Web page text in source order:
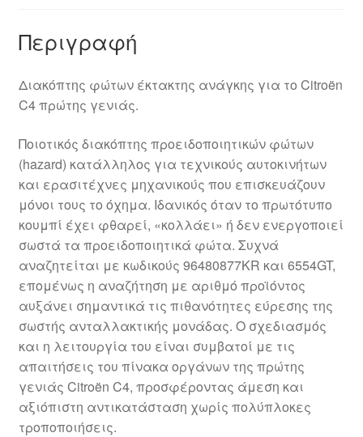
Περιγραφή
Διακόπτης φώτων έκτακτης ανάγκης για το Citroën
C4 πρώτης γενιάς.
Ποιοτικός διακόπτης προειδοποιητικών φώτων
(hazard) κατάλληλος για τεχνικούς αυτοκινήτων
και ερασιτέχνες μηχανικούς που επισκευάζουν
μόνοι τους το όχημα. Ιδανικός όταν το πρωτότυπο
κουμπί έχει φθαρεί, «κολλάει» ή δεν ενεργοποιεί
σωστά τα προειδοποιητικά φώτα. Συχνά
αναζητείται με κωδικούς 96480877KR και 6554GT,
επομένως η αναζήτηση με αριθμό προϊόντος
αυξάνει σημαντικά τις πιθανότητες εύρεσης της
σωστής ανταλλακτικής μονάδας. Ο σχεδιασμός
και η λειτουργία του είναι συμβατοί με τις
απαιτήσεις του πίνακα οργάνων της πρώτης
γενιάς Citroën C4, προσφέροντας άμεση και
αξιόπιστη αντικατάσταση χωρίς πολύπλοκες
τροποποιήσεις.